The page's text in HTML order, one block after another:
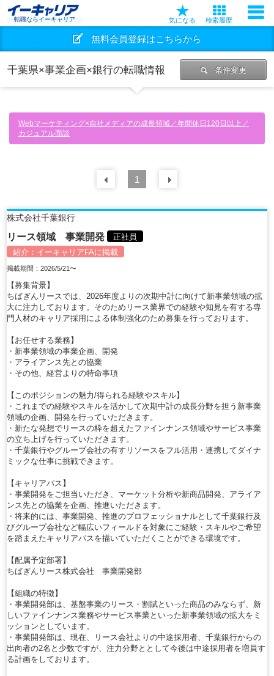
転職ならイーキャリア 気になる 検索履歴
無料会員登録はこちらから
千葉県×事業企画×銀行の転職情報 条件変更
Webマーケティング×自社メディアの成長領域／年間休日120日以上／
カジュアル面談
前の 件
1
株式会社千葉銀行
リース領域 事業開発
正社員
紹介： イーキャリアFAに掲載
掲載期間：2026/5/21〜
【募集背景】
ちばぎんリースでは、2026年度よりの次期中計に向けて新事業領域の拡
大に注力しております。そのためリース業界での経験や知見を有する専
門人材のキャリア採用による体制強化のため募集を行っております。
【お任せする業務】
・新事業領域の事業企画、開発
・アライアンス先との協業
・その他、経営よりの特命事項
【このポジションの魅力/得られる経験やスキル】
・これまでの経験やスキルを活かして次期中計の成長分野を担う新事業
領域の企画、開発を行っていただきます。
・新たな発想でリースの枠を超えたファインナンス領域やサービス事業
の立ち上げを行っていただきます。
・千葉銀行やグループ会社の有すリソースをフル活用・連携してダイナ
ミックな仕事に挑戦できます。
【キャリアパス】
・事業開発をご担当いただき、マーケット分析や新商品開発、アライア
ンス先との協業を企画、推進いただきます。
・将来的には、事業開発、推進のプロフェッショナルとして千葉銀行及
びグループ会社など幅広いフィールドを対象にご経験・スキルやご希望
を踏まえたキャリアパスを描いていただくことができる環境です。
【配属予定部署】
ちばぎんリース株式会社 事業開発部
【組織の特徴】
・事業開発部は、基盤事業のリース・割賦といった商品のみならず、新
しいファインナンス業務やサービス事業といった新事業領域の拡大をミ
ッションとしています。
・事業開発部は、現在、リース会社よりの中途採用者、千葉銀行からの
出向者の2名と少数ですが、注力分野ととして今後は中途採用者を増員す
る計画をしております。